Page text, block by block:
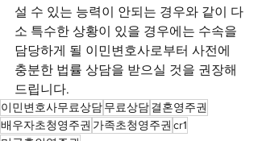
설 수 있는 능력이 안되는 경우와 같이 다
소 특수한 상황이 있을 경우에는 수속을
담당하게 될 이민변호사로부터 사전에
충분한 법률 상담을 받으실 것을 권장해
드립니다.
이민변호사무료상담무료상담결혼영주권
배우자초청영주권 가족초청영주권 cr1